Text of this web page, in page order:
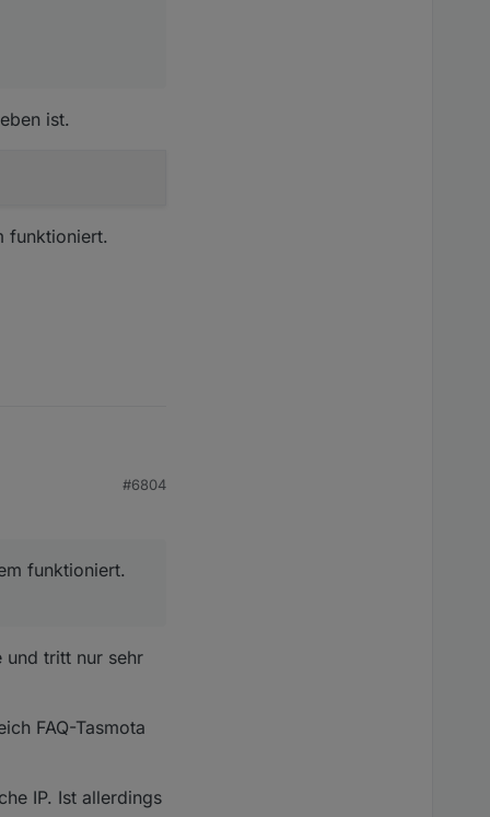
ist.
funktioniert.
#6804
funktioniert.
und tritt nur sehr
FAQ-Tasmota
IP. Ist allerdings